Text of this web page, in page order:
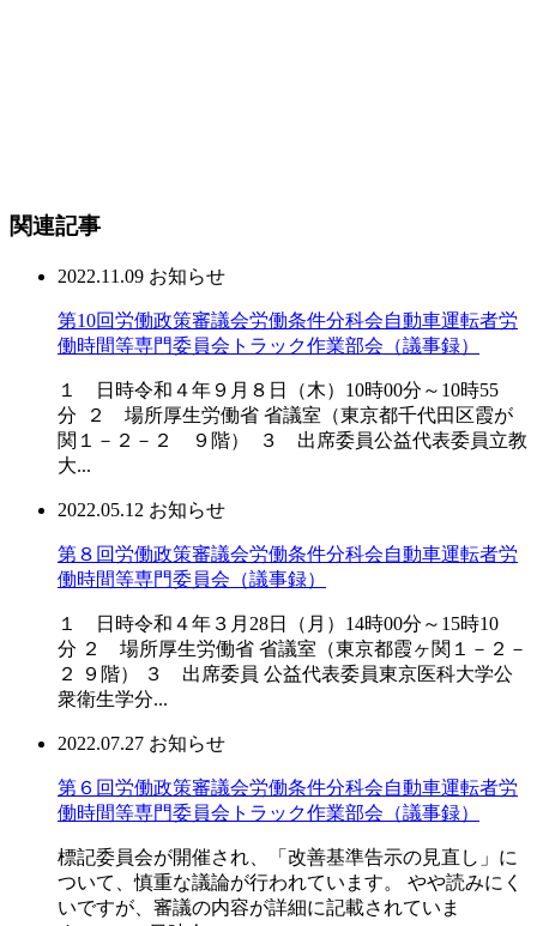
関連記事
2022.11.09 お知らせ
第10回労働政策審議会労働条件分科会自動車運転者労
働時間等専門委員会トラック作業部会（議事録）
１ 日時令和４年９月８日（木）10時00分～10時55
分 ２ 場所厚生労働省 省議室（東京都千代田区霞が
関１－２－２ ９階） ３ 出席委員公益代表委員立教
大...
2022.05.12 お知らせ
第８回労働政策審議会労働条件分科会自動車運転者労
働時間等専門委員会（議事録）
１ 日時令和４年３月28日（月）14時00分～15時10
分 ２ 場所厚生労働省 省議室（東京都霞ヶ関１－２－
２ ９階） ３ 出席委員 公益代表委員東京医科大学公
衆衛生学分...
2022.07.27 お知らせ
第６回労働政策審議会労働条件分科会自動車運転者労
働時間等専門委員会トラック作業部会（議事録）
標記委員会が開催され、「改善基準告示の見直し」に
ついて、慎重な議論が行われています。 やや読みにく
いですが、審議の内容が詳細に記載されていま